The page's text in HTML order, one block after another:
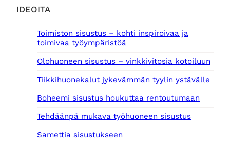
IDEOITA
Toimiston sisustus – kohti inspiroivaa ja
toimivaa työympäristöä
Olohuoneen sisustus – vinkkivitosia kotoiluun
Tiikkihuonekalut jykevämmän tyylin ystävälle
Boheemi sisustus houkuttaa rentoutumaan
Tehdäänpä mukava työhuoneen sisustus
Samettia sisustukseen